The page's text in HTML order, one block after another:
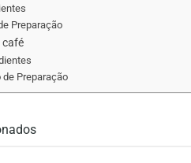
Preparação
café
de Preparação